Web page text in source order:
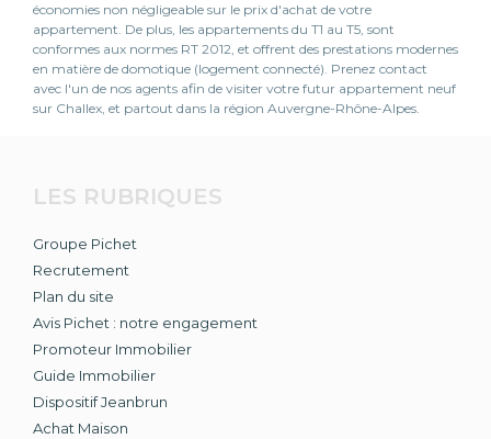
économies non négligeable sur le prix d'achat de votre
appartement. De plus, les appartements du T1 au T5, sont
conformes aux normes RT 2012, et offrent des prestations modernes
en matière de domotique (logement connecté). Prenez contact
avec l'un de nos agents afin de visiter votre futur appartement neuf
sur Challex, et partout dans la région Auvergne-Rhône-Alpes.
LES RUBRIQUES
Groupe Pichet
Recrutement
Plan du site
Avis Pichet : notre engagement
Promoteur Immobilier
Guide Immobilier
Dispositif Jeanbrun
Achat Maison